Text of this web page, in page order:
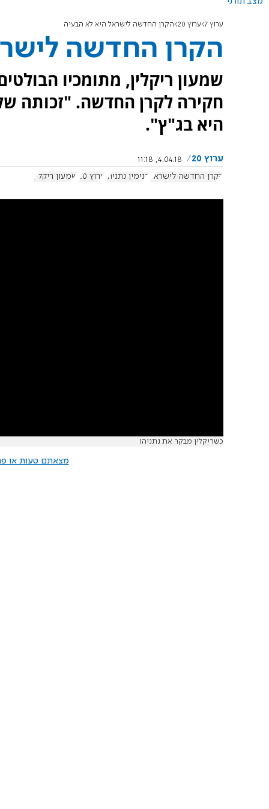
ערוץ 7 ערוץ 20 הקרן החדשה לישראל היא לא הבעיה
הקרן החדשה
שמעון ריקלין, מתומכיו
חקירה לקרן החדשה. "זכותה
היא בג"ץ".
ערוץ 20
4.04.18, 11:18
הקרן החדשה לישראל
בנימין נתניהו ערוץ 20 שמעון ריקלין
כשריקלין מבקר את נתניהו
מצאתם טעות או